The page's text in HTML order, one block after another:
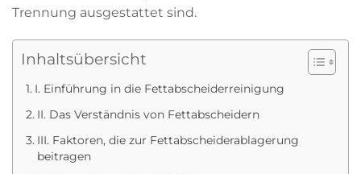
Trennung ausgestattet sind.
Inhaltsübersicht
I. Einführung in die Fettabscheiderreinigung
II. Das Verständnis von Fettabscheidern
III. Faktoren, die zur Fettabscheiderablagerung
beitragen